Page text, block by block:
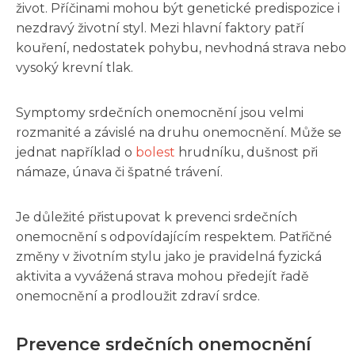
život. Příčinami mohou být genetické predispozice i
nezdravý životní styl. Mezi hlavní faktory patří
kouření, nedostatek pohybu, nevhodná strava nebo
vysoký krevní tlak.
Symptomy srdečních onemocnění jsou velmi
rozmanité a závislé na druhu onemocnění. Může se
jednat například o bolest hrudníku, dušnost při
námaze, únava či špatné trávení.
Je důležité přistupovat k prevenci srdečních
onemocnění s odpovídajícím respektem. Patřičné
změny v životním stylu jako je pravidelná fyzická
aktivita a vyvážená strava mohou předejít řadě
onemocnění a prodloužit zdraví srdce.
Prevence srdečních onemocnění